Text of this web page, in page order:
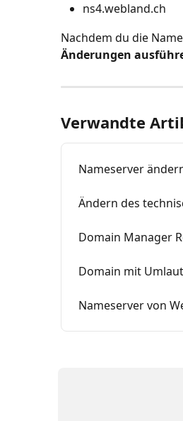
ns4.webland.ch
Nachdem du die
Änderungen
Verwandte
Nameserver
Ändern des
Domain Manager
Domain mit Umlaut
Nameserver von